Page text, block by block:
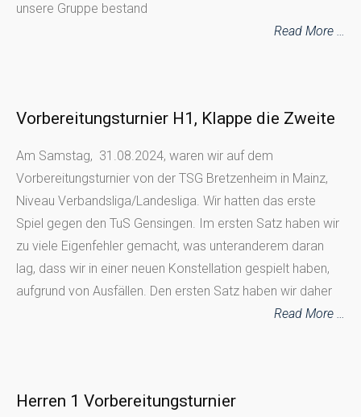
unsere Gruppe bestand
Read More …
Vorbereitungsturnier H1, Klappe die Zweite
Am Samstag, 31.08.2024, waren wir auf dem
Vorbereitungsturnier von der TSG Bretzenheim in Mainz,
Niveau Verbandsliga/Landesliga. Wir hatten das erste
Spiel gegen den TuS Gensingen. Im ersten Satz haben wir
zu viele Eigenfehler gemacht, was unteranderem daran
lag, dass wir in einer neuen Konstellation gespielt haben,
aufgrund von Ausfällen. Den ersten Satz haben wir daher
Read More …
Herren 1 Vorbereitungsturnier